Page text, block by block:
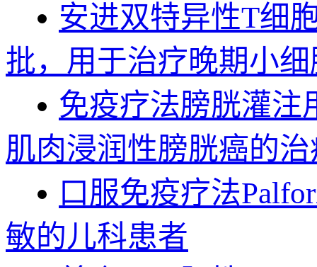
安进双特异性T细
批，用于治疗晚期小
免疫疗法膀胱灌注
肌肉浸润性膀胱癌的
口服免疫疗法
敏的儿科患者